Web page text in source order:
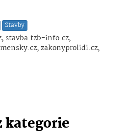
Stavby
stavba.tzb-info.cz,
zakonyprolidi.cz,
kategorie